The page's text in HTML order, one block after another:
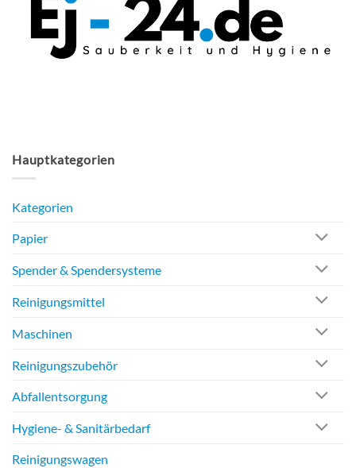
Hauptkategorien
Kategorien
Papier
Spender & Spendersysteme
Reinigungsmittel
Maschinen
Reinigungszubehör
Abfallentsorgung
Hygiene- & Sanitärbedarf
Reinigungswagen